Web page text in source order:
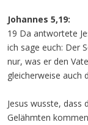
Johannes 5,19:
19 Da antwortete
ich sage euch: Der
nur, was er den
gleicherweise auch
Jesus wusste, dass
Gelähmten